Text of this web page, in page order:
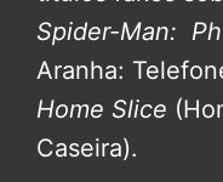
Spider-Man:
Aranha:
Home Slice
Caseira).